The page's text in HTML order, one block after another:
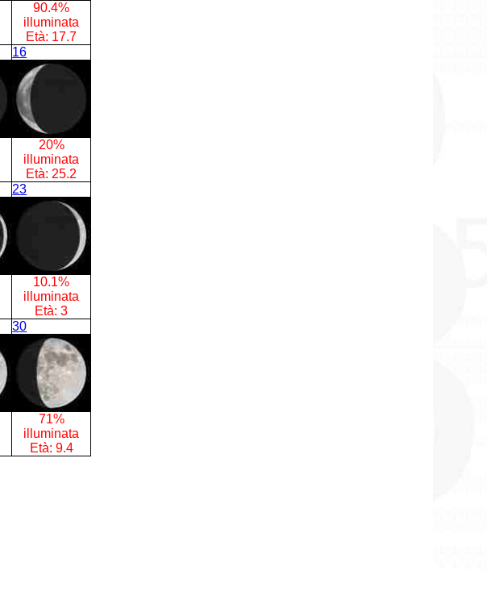
90.4%
illuminata
Età: 17.7
16
20%
illuminata
Età: 25.2
23
10.1%
illuminata
Età: 3
30
71%
illuminata
Età: 9.4